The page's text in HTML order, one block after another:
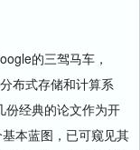
的三驾马车，
布式存储和计算系
份经典的论文作为开
本蓝图，已可窥见其